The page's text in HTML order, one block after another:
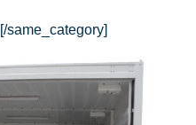
same_category]